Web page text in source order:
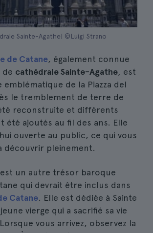
Sainte-Agathe| ©Luigi Strano
de Catane, également connue
de cathédrale Sainte-Agathe, est
emblématique de la Piazza del
le tremblement de terre de
reconstruite et différents
été ajoutés au fil des ans. Elle
ouverte au public, ce qui vous
découvrir pleinement.
un autre trésor baroque
qui devrait être inclus dans
Catane. Elle est dédiée à Sainte
vierge qui a sacrifié sa vie
vous arrivez, observez la